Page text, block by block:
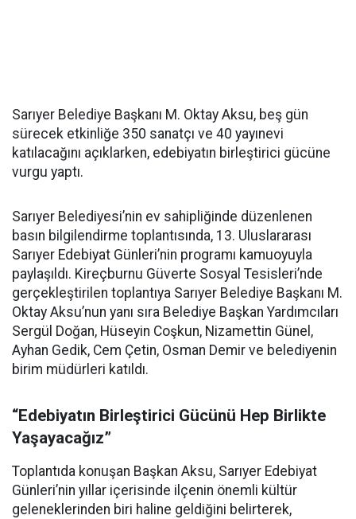
Sarıyer Belediye Başkanı M. Oktay Aksu, beş gün
sürecek etkinliğe 350 sanatçı ve 40 yayınevi
katılacağını açıklarken, edebiyatın birleştirici gücüne
vurgu yaptı.
Sarıyer Belediyesi’nin ev sahipliğinde düzenlenen
basın bilgilendirme toplantısında, 13. Uluslararası
Sarıyer Edebiyat Günleri’nin programı kamuoyuyla
paylaşıldı. Kireçburnu Güverte Sosyal Tesisleri’nde
gerçekleştirilen toplantıya Sarıyer Belediye Başkanı M.
Oktay Aksu’nun yanı sıra Belediye Başkan Yardımcıları
Sergül Doğan, Hüseyin Coşkun, Nizamettin Günel,
Ayhan Gedik, Cem Çetin, Osman Demir ve belediyenin
birim müdürleri katıldı.
“Edebiyatın Birleştirici Gücünü Hep Birlikte
Yaşayacağız”
Toplantıda konuşan Başkan Aksu, Sarıyer Edebiyat
Günleri’nin yıllar içerisinde ilçenin önemli kültür
geleneklerinden biri haline geldiğini belirterek,